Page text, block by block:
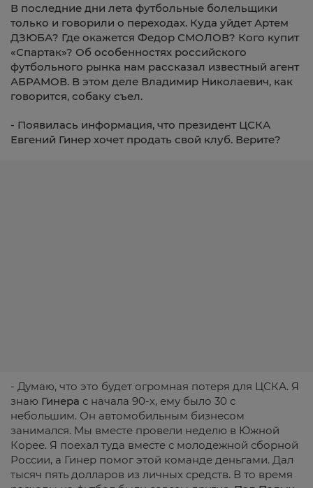
В последние дни лета футбольные болельщики
только и говорили о переходах. Куда уйдет Артем
ДЗЮБА? Где окажется Федор СМОЛОВ? Кого купит
«Спартак»? Об особенностях российского
футбольного рынка нам рассказал известный агент
АБРАМОВ. В этом деле Владимир Николаевич, как
говорится, собаку съел.
- Появилась информация, что президент ЦСКА
Евгений Гинер хочет продать свой клуб. Верите?
- Думаю, что это будет огромная потеря для ЦСКА. Я
знаю Гинера с начала 90-х, ему было 30 с
небольшим. Он автомобильным бизнесом
занимался. Мы вместе провели неделю в Южной
Корее. Я поехал туда вместе с молодежной сборной
России, а Гинер помог этой команде деньгами. Дал
тысяч пять долларов из личных средств. В то время